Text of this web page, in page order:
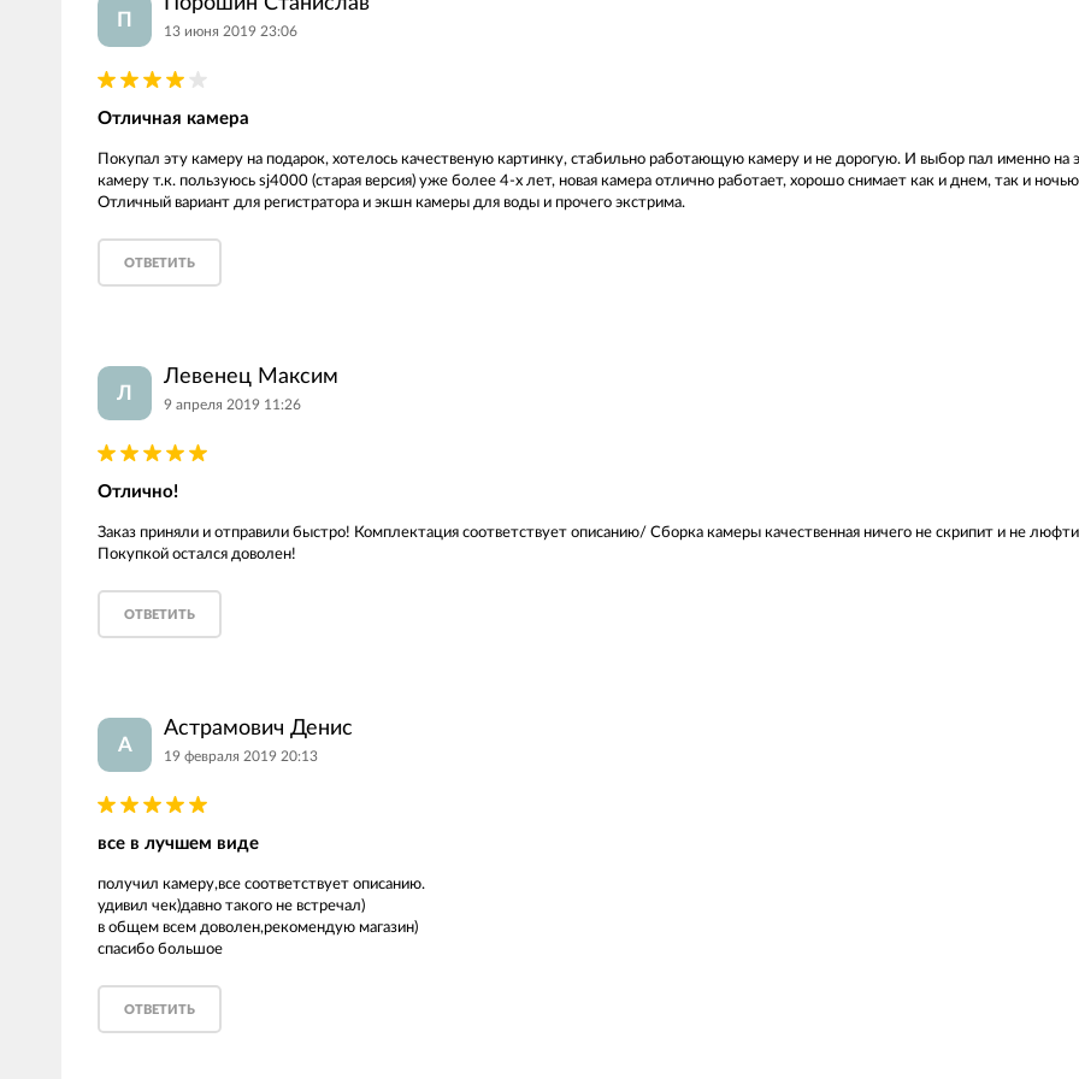
П
13 июня 2019 23:06
Отличная камера
Покупал эту камеру на подарок, хотелось качественую картинку, стабильно работающую камеру и не дорогую. И выбор пал именно на
камеру т.к. пользуюсь sj4000 (старая версия) уже более 4-х лет, новая камера отлично работает, хорошо снимает как и днем, так и
Отличный вариант для регистратора и экшн камеры для воды и прочего экстрима.
ОТВЕТИТЬ
Л
Левенец Максим
9 апреля 2019 11:26
Отлично!
Заказ приняли и отправили быстро! Комплектация соответствует описанию/ Сборка камеры качественная ничего не скрипит и не
Покупкой остался доволен!
ОТВЕТИТЬ
А
Астрамович Денис
19 февраля 2019 20:13
все в лучшем виде
получил камеру,все соответствует описанию.
удивил чек)давно такого не встречал)
в общем всем доволен,рекомендую магазин)
спасибо большое
ОТВЕТИТЬ